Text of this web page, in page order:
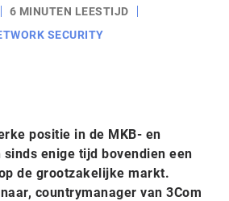
6 MINUTEN LEESTIJD
SECURITY
positie in de MKB- en
enige tijd bovendien een
de grootzakelijke markt.
countrymanager van 3Com